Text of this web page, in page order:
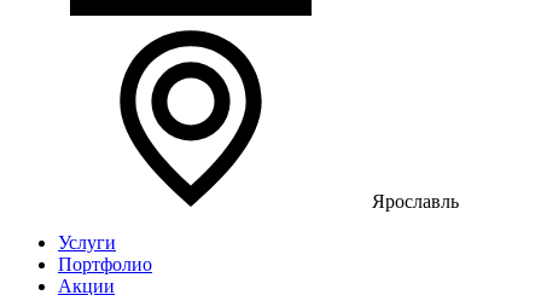
Ярославль
Услуги
Портфолио
Акции